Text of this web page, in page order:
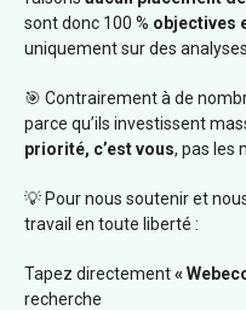
sont donc 100 % objectives
uniquement sur des
🎯 Contrairement à de
parce qu’ils investissent
priorité, c’est vous, pas les
💡 Pour nous soutenir et
travail en toute liberté :
Tapez directement«
recherche